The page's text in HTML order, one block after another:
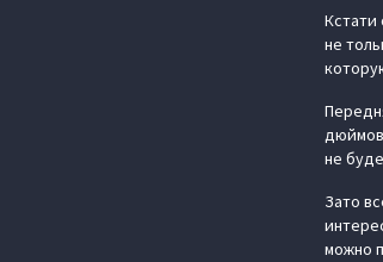
Кстати
не
дюймов
не
Зато
можно